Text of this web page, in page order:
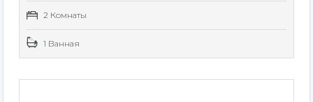
2 Комнаты
1 Ванная